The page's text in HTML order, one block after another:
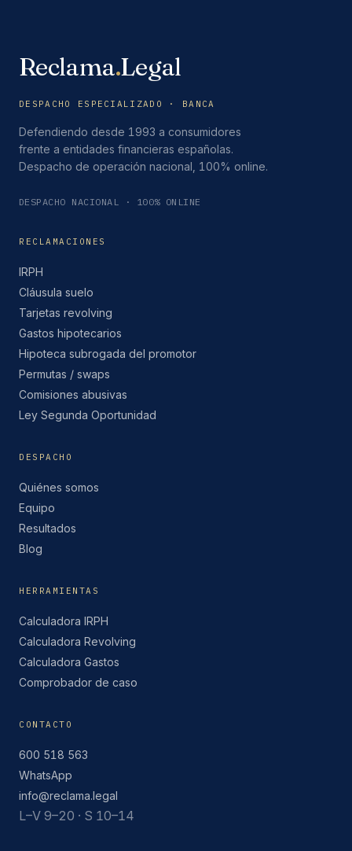
Reclama.Legal
DESPACHO ESPECIALIZADO · BANCA
Defendiendo desde 1993 a consumidores
frente a entidades financieras españolas.
Despacho de operación nacional, 100% online.
DESPACHO NACIONAL · 100% ONLINE
RECLAMACIONES
IRPH
Cláusula suelo
Tarjetas revolving
Gastos hipotecarios
Hipoteca subrogada del promotor
Permutas / swaps
Comisiones abusivas
Ley Segunda Oportunidad
DESPACHO
Quiénes somos
Equipo
Resultados
Blog
HERRAMIENTAS
Calculadora IRPH
Calculadora Revolving
Calculadora Gastos
Comprobador de caso
CONTACTO
600 518 563
WhatsApp
info@reclama.legal
L–V 9–20 · S 10–14